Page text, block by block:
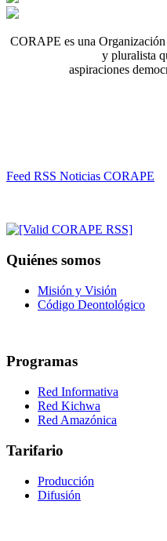
CORAPE es una
y pluralista
aspiraciones
Feed RSS Noticias CORAPE
Quiénes somos
Misión y Visión
Código Deontológico
Programas
Red Informativa
Red Kichwa
Red Amazónica
Tarifario
Producción
Difusión